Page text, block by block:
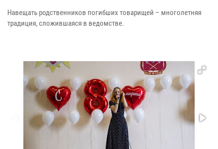
Навещать родственников погибших товарищей – многолетняя
традиция, сложившаяся в ведомстве.